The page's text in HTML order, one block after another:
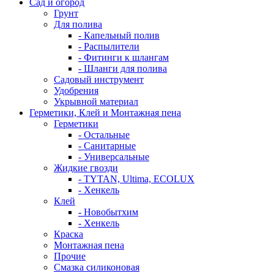
Сад и огород
Грунт
Для полива
- Капельный полив
- Распылители
- Фитинги к шлангам
- Шланги для полива
Садовый инструмент
Удобрения
Укрывной материал
Герметики, Клей и Монтажная пена
Герметики
- Остальные
- Санитарные
- Универсальные
Жидкие гвозди
- TYTAN, Ultima, ECOLUX
- Хенкель
Клей
- Новобытхим
- Хенкель
Краска
Монтажная пена
Прочие
Смазка силиконовая